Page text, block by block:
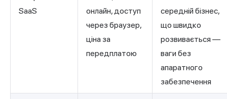
SaaS
онлайн, доступ
через браузер,
ціна за
передплатою
середній бізнес,
що швидко
розвивається —
ваги без
апаратного
забезпечення